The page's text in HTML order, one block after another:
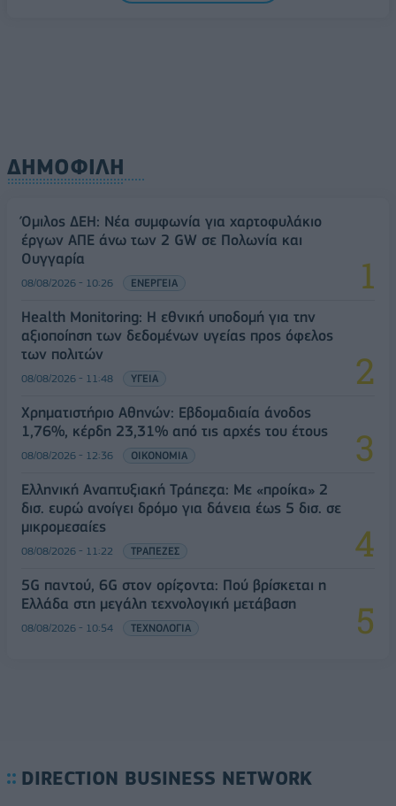
ΔΗΜΟΦΙΛΗ
Όμιλος ΔΕΗ: Νέα συμφωνία για χαρτοφυλάκιο
έργων ΑΠΕ άνω των 2 GW σε Πολωνία και
Ουγγαρία
08/08/2026 - 10:26 ΕΝΕΡΓΕΙΑ
Health Monitoring: Η εθνική υποδομή για την
αξιοποίηση των δεδομένων υγείας προς όφελος
των πολιτών
08/08/2026 - 11:48 ΥΓΕΙΑ
Χρηματιστήριο Αθηνών: Εβδομαδιαία άνοδος
1,76%, κέρδη 23,31% από τις αρχές του έτους
08/08/2026 - 12:36 ΟΙΚΟΝΟΜΙΑ
Ελληνική Αναπτυξιακή Τράπεζα: Με «προίκα» 2
δισ. ευρώ ανοίγει δρόμο για δάνεια έως 5 δισ. σε
μικρομεσαίες
08/08/2026 - 11:22 ΤΡΑΠΕΖΕΣ
5G παντού, 6G στον ορίζοντα: Πού βρίσκεται η
Ελλάδα στη μεγάλη τεχνολογική μετάβαση
08/08/2026 - 10:54 ΤΕΧΝΟΛΟΓΙΑ
DIRECTION BUSINESS NETWORK